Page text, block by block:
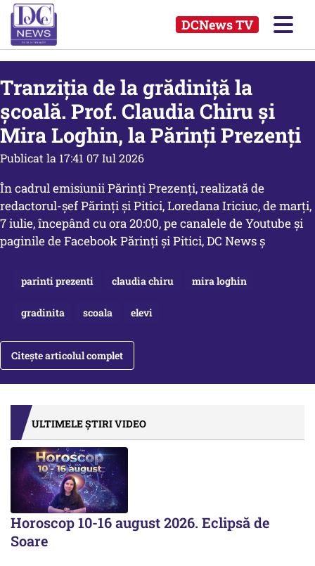
DCNews TV
Tranziția de la grădiniță la
școală. Prof. Claudia Chiru și
Mira Loghin, la Părinți Prezenți
Publicat la 17:41 07 Iul 2026
În cadrul emisiunii Părinți Prezenți, realizată de
redactorul-șef Părinți și Pitici, Loredana Iriciuc, de marți,
7 iulie, începând cu ora 20:00, pe canalele de Youtube și
paginile de Facebook Părinți și Pitici, DC News ș
parinti prezenti claudia chiru mira loghin
gradinita scoala elevi
Citește articolul complet
ULTIMELE ȘTIRI VIDEO
Horoscop 10-16 august 2026. Eclipsă de
Soare